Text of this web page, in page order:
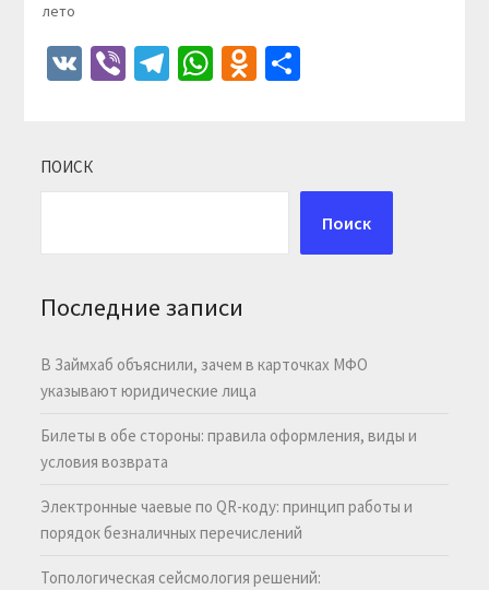
лето
VKViberTelegram
WhatsApp
Odnoklassniki
Отправить
ПОИСК
Поиск
Последние записи
В Займхаб объяснили, зачем в карточках МФО
указывают юридические лица
Билеты в обе стороны: правила оформления, виды и
условия возврата
Электронные чаевые по QR-коду: принцип работы и
порядок безналичных перечислений
Топологическая сейсмология решений: